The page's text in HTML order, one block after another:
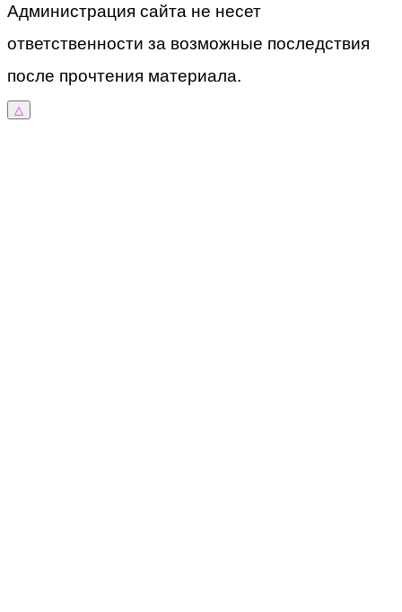
Администрация сайта не несет
ответственности за возможные последствия
после прочтения материала.